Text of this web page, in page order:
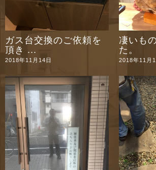
ガス台交換のご依頼を
頂き ...
2018年11月14日
凄いも
た。
2018年11月